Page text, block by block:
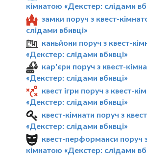
кімнатою «Декстер: слідами
замки поруч з квест-
слідами вбивці»
каньйони поруч з квест-
«Декстер: слідами вбивці»
кар'єри поруч з квест-
«Декстер: слідами вбивці»
квест ігри поруч з квест-
«Декстер: слідами вбивці»
квест-кімнати поруч з
«Декстер: слідами вбивці»
квест-перформанси поруч
кімнатою «Декстер: слідами